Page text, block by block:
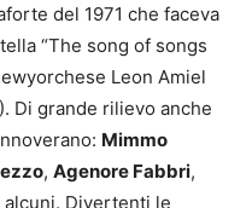
del 1971 che faceva
“The song of songs
Leon Amiel
Di grande rilievo anche
Mimmo
, Agenore Fabbri,
Divertenti le